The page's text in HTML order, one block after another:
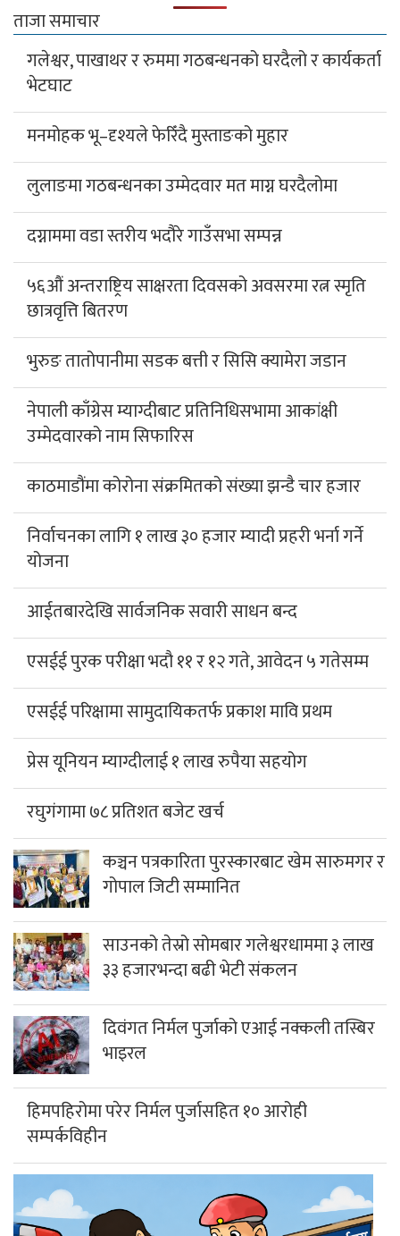
ताजा समाचार
गलेश्वर, पाखाथर र रुममा गठबन्धनको घरदैलो र कार्यकर्ता
भेटघाट
मनमोहक भू–दृश्यले फेरिँदै मुस्ताङको मुहार
लुलाङमा गठबन्धनका उम्मेदवार मत माग्न घरदैलोमा
दग्नाममा वडा स्तरीय भदौरे गाउँसभा सम्पन्न
५६औं अन्तराष्ट्रिय साक्षरता दिवसको अवसरमा रत्न स्मृति
छात्रवृत्ति बितरण
भुरुङ तातोपानीमा सडक बत्ती र सिसि क्यामेरा जडान
नेपाली काँग्रेस म्याग्दीबाट प्रतिनिधिसभामा आकांक्षी
उम्मेदवारको नाम सिफारिस
काठमाडौंमा कोरोना संक्रमितको संख्या झन्डै चार हजार
निर्वाचनका लागि १ लाख ३० हजार म्यादी प्रहरी भर्ना गर्ने
योजना
आईतबारदेखि सार्वजनिक सवारी साधन बन्द
एसईई पुरक परीक्षा भदौ ११ र १२ गते, आवेदन ५ गतेसम्म
एसईई परिक्षामा सामुदायिकतर्फ प्रकाश मावि प्रथम
प्रेस यूनियन म्याग्दीलाई १ लाख रुपैया सहयोग
रघुगंगामा ७८ प्रतिशत बजेट खर्च
कञ्चन पत्रकारिता पुरस्कारबाट खेम सारुमगर र
गोपाल जिटी सम्मानित
साउनको तेस्रो सोमबार गलेश्वरधाममा ३ लाख
३३ हजारभन्दा बढी भेटी संकलन
दिवंगत निर्मल पुर्जाको एआई नक्कली तस्बिर
भाइरल
हिमपहिरोमा परेर निर्मल पुर्जासहित १० आरोही
सम्पर्कविहीन